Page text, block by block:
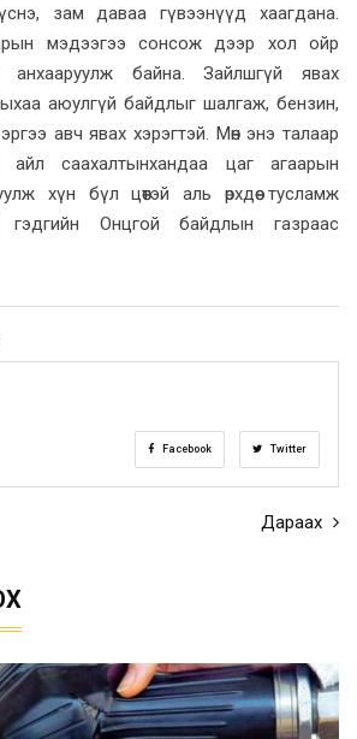
зам даваа гүвээнүүд хаагдана.
мэдээгээ сонсож дээр хол ойр
анхааруулж байна. Зайлшгүй явах
аюулгүй байдлыг шалгаж, бензин,
авч явах хэрэгтэй. Мөн энэ талаар
саахалтынхандаа цаг агаарын
хүн бүл цөөтэй аль өрхдөө тусламж
гэдгийн Онцгой байдлын газраас
Facebook Twitter
Дараах